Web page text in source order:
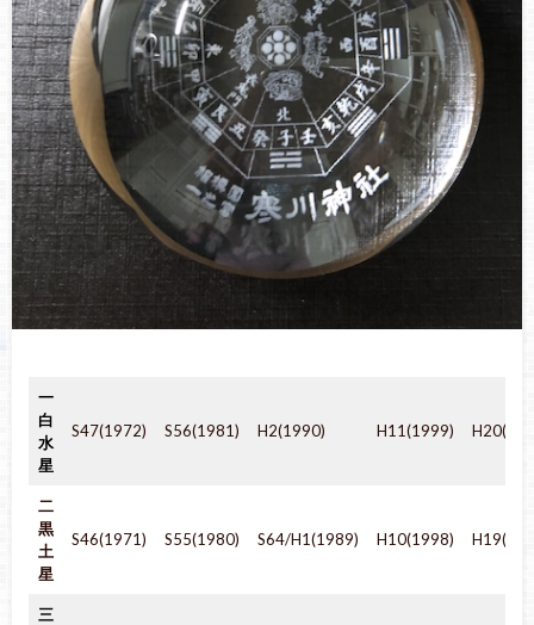
一
白
水
星
S47(1972) S56(1981) H2(1990) H11(1999)
二
黒
土
星
S46(1971) S55(1980) S64/H1(1989) H10(1998)
三